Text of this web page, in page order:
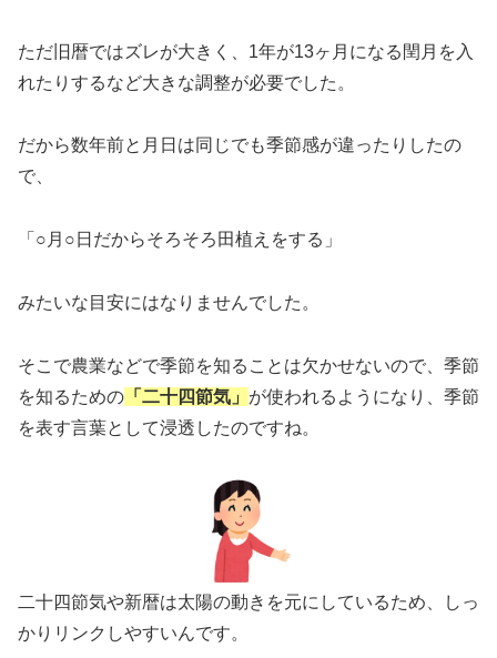
ただ旧暦ではズレが大きく、1年が13ヶ月になる閏月を入
れたりするなど大きな調整が必要でした。
だから数年前と月日は同じでも季節感が違ったりしたの
で、
「○月○日だからそろそろ田植えをする」
みたいな目安にはなりませんでした。
そこで農業などで季節を知ることは欠かせないので、季節
を知るための 「二十四節気」 が使われるようになり、季節
を表す言葉として浸透したのですね。
二十四節気や新暦は太陽の動きを元にしているため、しっ
かりリンクしやすいんです。